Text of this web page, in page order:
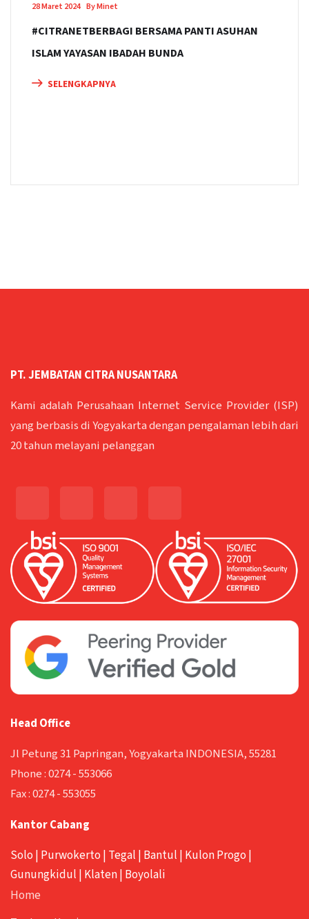
28 Maret 2024 By Minet
#CITRANETBERBAGI BERSAMA PANTI ASUHAN
ISLAM YAYASAN IBADAH BUNDA
SELENGKAPNYA
PT. JEMBATAN CITRA NUSANTARA
Kami adalah Perusahaan Internet Service Provider (ISP)
yang berbasis di Yogyakarta dengan pengalaman lebih dari
20 tahun melayani pelanggan
Head Office
Jl Petung 31 Papringan, Yogyakarta INDONESIA, 55281
Phone :0274 - 553066
Fax :0274 - 553055
Kantor Cabang
Solo | Purwokerto | Tegal | Bantul | Kulon Progo |
Gunungkidul | Klaten| Boyolali
Home